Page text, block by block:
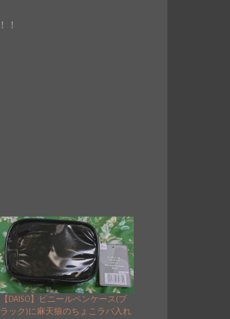
！
【DAISO】ビニールペンケース(ブ
ラック)に麻天狼のちょこラバ入れ